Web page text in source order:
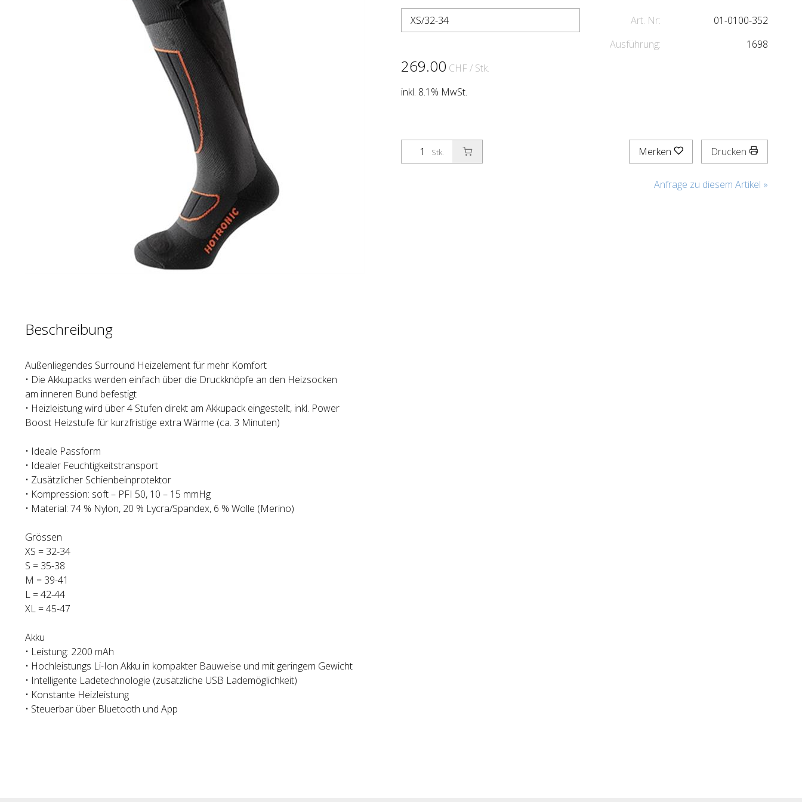
XS/32-34
269.00 CHF / Stk.
inkl. 8.1% MwSt.
Art. Nr:
01-0100-352
Ausführung:
1698
Stk. Merken Drucken
Anfrage zu diesem Artikel »
Beschreibung
Außenliegendes Surround Heizelement für mehr Komfort
• Die Akkupacks werden einfach über die Druckknöpfe an den Heizsocken
am inneren Bund befestigt
• Heizleistung wird über 4 Stufen direkt am Akkupack eingestellt, inkl. Power
Boost Heizstufe für kurzfristige extra Wärme (ca. 3 Minuten)
• Ideale Passform
• Idealer Feuchtigkeitstransport
• Zusätzlicher Schienbeinprotektor
• Kompression: soft – PFI 50, 10 – 15 mmHg
• Material: 74 % Nylon, 20 % Lycra/Spandex, 6 % Wolle (Merino)
Grössen
XS = 32-34
S = 35-38
M = 39-41
L = 42-44
XL = 45-47
Akku
• Leistung: 2200 mAh
• Hochleistungs Li-Ion Akku in kompakter Bauweise und mit geringem Gewicht
• Intelligente Ladetechnologie (zusätzliche USB Lademöglichkeit)
• Konstante Heizleistung
• Steuerbar über Bluetooth und App